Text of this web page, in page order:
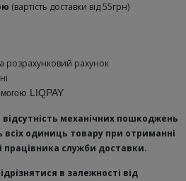
(вартість доставки від 55грн)
розрахунковий рахунок
ю LIQPAY
механічних пошкоджень
всіх одиниць товару при отриманні
працівника служби доставки.
в залежності від